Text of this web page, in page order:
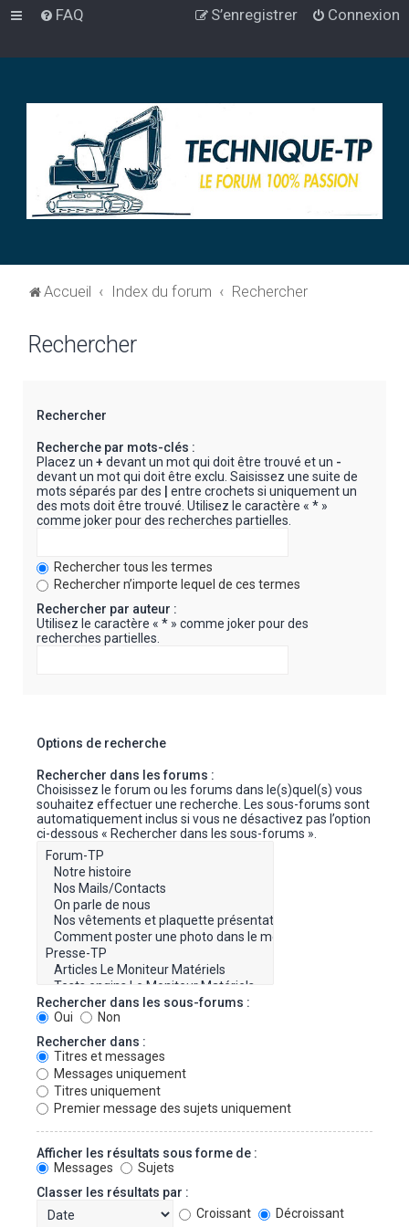
FAQ Connexion
S’enregistrer
Accueil Index du forum Rechercher
Rechercher
Rechercher
Recherche par mots-clés :
Placez un + devant un mot qui doit être trouvé et un -
devant un mot qui doit être exclu. Saisissez une suite de
mots séparés par des
entre crochets si uniquement un
des mots doit être trouvé. Utilisez le caractère « * »
comme joker pour des recherches partielles.
Rechercher tous les termes
Rechercher n’importe lequel de ces termes
Rechercher par auteur :
Utilisez le caractère « * » comme joker pour des
recherches partielles.
Options de recherche
Rechercher dans les forums :
Choisissez le forum ou les forums dans le(s)quel(s) vous
souhaitez effectuer une recherche. Les sous-forums sont
automatiquement inclus si vous ne désactivez pas l’option
ci-dessous « Rechercher dans les sous-forums ».
Rechercher dans les sous-forums :
Oui
Non
Rechercher dans :
Titres et messages
Messages uniquement
Titres uniquement
Premier message des sujets uniquement
Afficher les résultats sous forme de :
Messages
Sujets
Classer les résultats par :
Croissant
Décroissant